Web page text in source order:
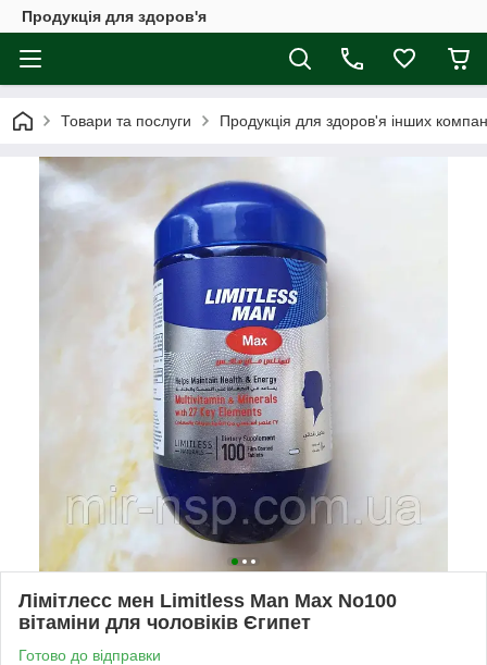
Продукція для здоров'я
Товари та послуги Продукція для здоров'я інших
Лімітлесс мен Limitless Man Max No100
вітаміни для чоловіків Єгипет
Готово до відправки